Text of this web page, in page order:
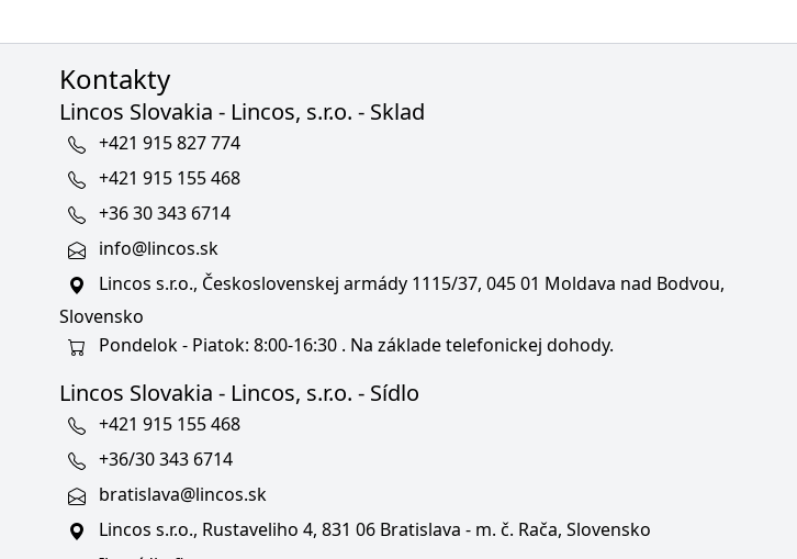
Kontakty
Lincos Slovakia - Lincos, s.r.o. - Sklad
+421 915 827 774
+421 915 155 468
+36 30 343 6714
info@lincos.sk
Lincos s.r.o., Československej armády 1115/37, 045 01 Moldava nad Bodvou,
Slovensko
Pondelok - Piatok: 8:00-16:30 . Na základe telefonickej dohody.
Lincos Slovakia - Lincos, s.r.o. - Sídlo
+421 915 155 468
+36/30 343 6714
bratislava@lincos.sk
Lincos s.r.o., Rustaveliho 4, 831 06 Bratislava - m. č. Rača, Slovensko